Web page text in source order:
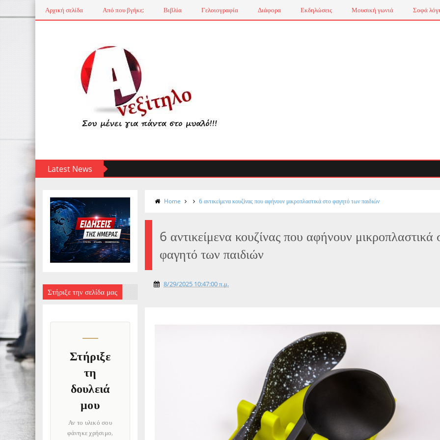
Αρχική σελίδα Από που βγήκε; Βιβλία Γελοιογραφία Διάφορα Εκδηλώσεις Μουσική γωνιά Σοφά
Latest News
Στήριξε την σελίδα μας
Στήριξε
τη
δουλειά
μου
Αν το υλικό σου
φάνηκε χρήσιμο,
Home 6 αντικείμενα κουζίνας που αφήνουν μικροπλαστικά στο φαγητό των παιδιών
6 αντικείμενα κουζίνας που αφήνουν μικροπλαστικά
φαγητό των παιδιών
8/29/2025 10:47:00 π.μ.